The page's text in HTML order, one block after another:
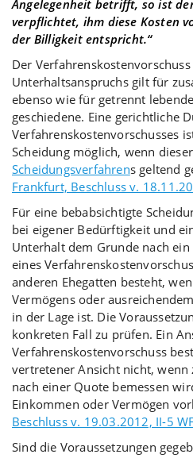
Angelegenheit betrifft, so ist
verpflichtet, ihm diese Kosten
der Billigkeit entspricht.“
Der
Unterhaltsanspruchs gilt für
ebenso wie für getrennt
geschiedene. Eine gerichtliche
Verfahrenskostenvorschusses
Scheidung möglich, wenn
Scheidungsverfahrens geltend
Frankfurt, Beschluss v.
Für eine bebabsichtigte
bei eigener Bedürftigkeit und
Unterhalt dem Grunde nach
eines
anderen Ehegatten besteht,
Vermögens oder
in der Lage ist. Die
konkreten Fall zu prüfen. Ein
Verfahrenskostenvorschuss
vertretener Ansicht nicht,
nach einer Quote bemessen
Einkommen oder Vermögen
Beschluss v. 19.03.2012, II-5
Sind die Voraussetzungen